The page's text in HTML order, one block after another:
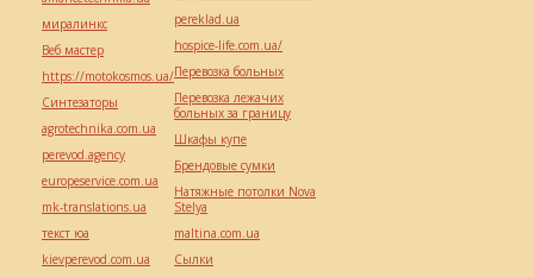
миралинкс
Веб мастер
https://motokosmos.ua/
Синтезаторы
agrotechnika.com.ua
perevod.agency
europeservice.com.ua
mk-translations.ua
текст юа
kievperevod.com.ua
pereklad.ua
hospice-life.com.ua/
Перевозка больных
Перевозка лежачих
больных за границу
Шкафы купе
Брендовые сумки
Натяжные потолки Nova
Stelya
maltina.com.ua
Cылки